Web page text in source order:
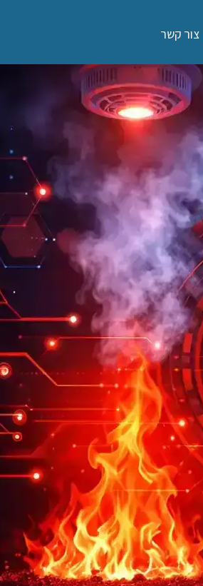
צור קשר